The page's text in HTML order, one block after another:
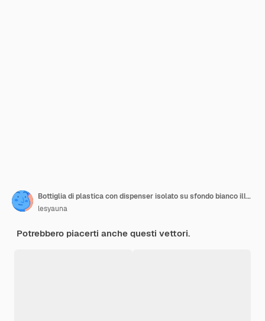
Bottiglia di plastica con dispenser isolato su sfondo bianco illustrazione disegnata a mano in stile doodle
lesyauna
Potrebbero piacerti anche questi vettori.